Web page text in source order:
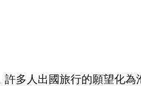
許多人出國旅行的願望化